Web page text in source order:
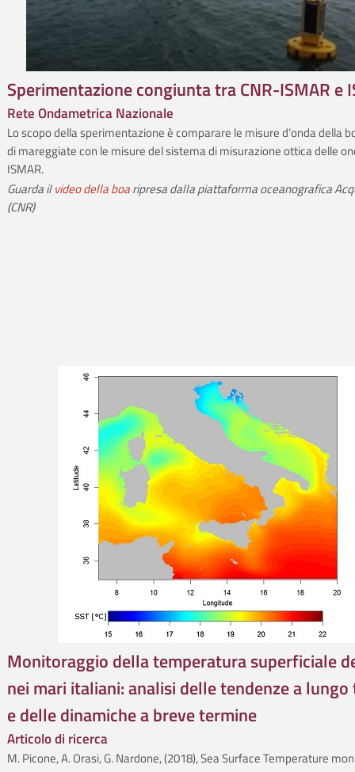
Sperimentazione congiunta tra CNR-ISMAR e
Rete Ondametrica Nazionale
Lo scopo della sperimentazione è comparare le misure d’onda della
di mareggiate con le misure del sistema di misurazione ottica delle
ISMAR.
Guarda ilvideo della boaripresa dalla piattaforma oceanografica
(CNR)
Monitoraggio della temperatura superficiale
nei mari italiani: analisi delle tendenze a
e delle dinamiche a breve termine
Articolo di ricerca
M. Picone, A. Orasi, G. Nardone, (2018), Sea Surface Temperature